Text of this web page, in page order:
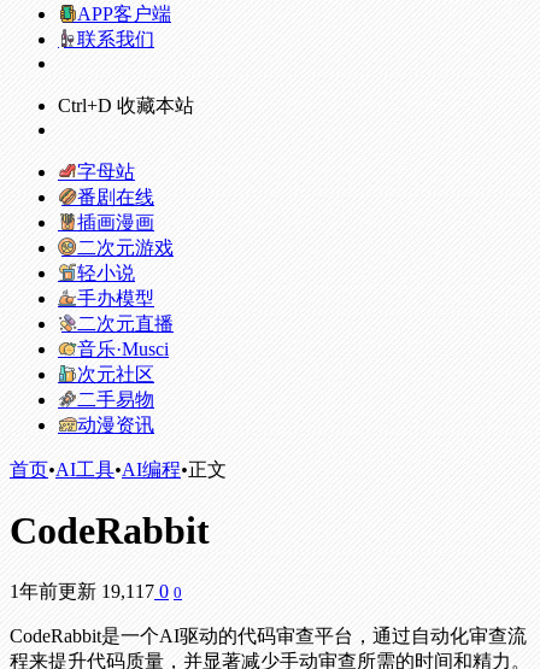
APP客户端
联系我们
Ctrl+D 收藏本站
字母站
番剧在线
插画漫画
二次元游戏
轻小说
手办模型
二次元直播
音乐·Musci
次元社区
二手易物
动漫资讯
首页•AI工具•AI编程•正文
CodeRabbit
1年前更新 19,117 0 0
CodeRabbit是一个AI驱动的代码审查平台，通过自动化审查流
程来提升代码质量，并显著减少手动审查所需的时间和精力。